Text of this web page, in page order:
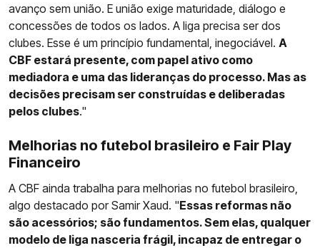
avanço sem união. E união exige maturidade, diálogo e
concessões de todos os lados. A liga precisa ser dos
clubes. Esse é um princípio fundamental, inegociável. A
CBF estará presente, com papel ativo como
mediadora e uma das lideranças do processo. Mas as
decisões precisam ser construídas e deliberadas
pelos clubes."
Melhorias no futebol brasileiro e Fair Play
Financeiro
A CBF ainda trabalha para melhorias no futebol brasileiro,
algo destacado por Samir Xaud. "Essas reformas não
são acessórios; são fundamentos. Sem elas, qualquer
modelo de liga nasceria frágil, incapaz de entregar o